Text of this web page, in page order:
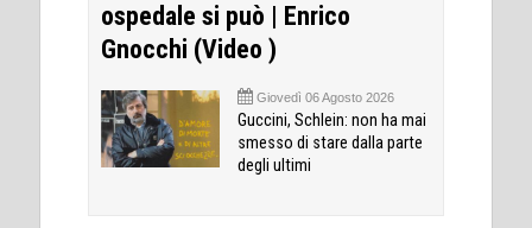
ospedale si può | Enrico
Gnocchi (Video )
Giovedì 06 Agosto 2026
Guccini, Schlein: non ha mai
smesso di stare dalla parte
degli ultimi